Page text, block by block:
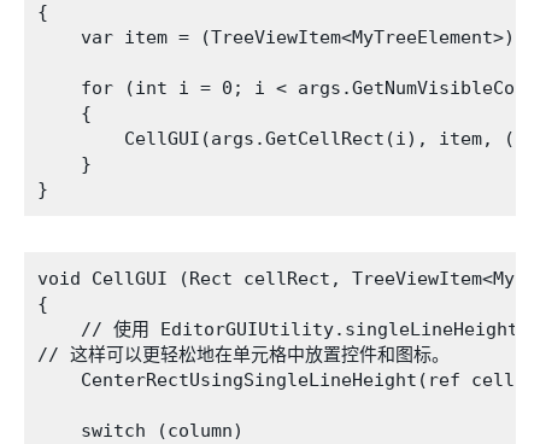
{
var item = (TreeViewItem<MyTreeElement>)
for (int i = 0; i <
    {
CellGUI(args.GetCellRect(i), item,
    }
void CellGUI (Rect cellRect,
{
// 使用 EditorGUIUtility.singleLineHeight 垂
// 这样可以更轻松地在单元格中放置控件和图标。
CenterRectUsingSingleLineHeight(ref
    switch (column)